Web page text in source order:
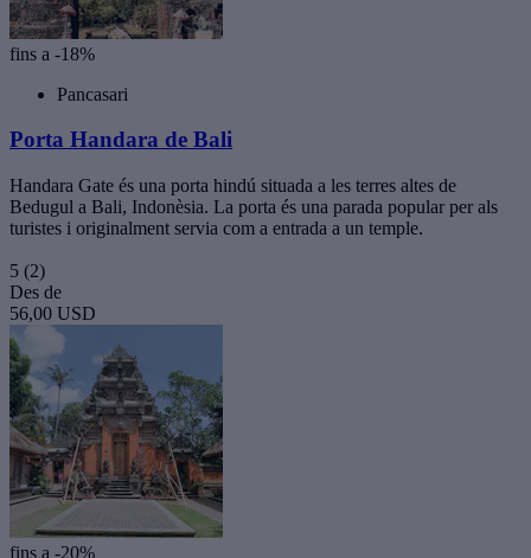
fins a -18%
Pancasari
Porta Handara de Bali
Handara Gate és una porta hindú situada a les terres altes de
Bedugul a Bali, Indonèsia. La porta és una parada popular per als
turistes i originalment servia com a entrada a un temple.
5 (2)
Des de
56,00 USD
fins a -20%